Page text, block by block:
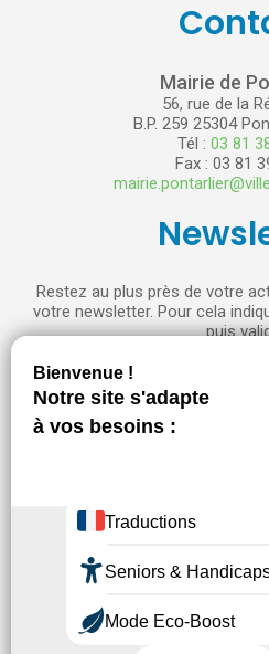
Mairie de
56, rue de la
B.P. 259 25304
Tél : 03 81
Fax : 03 81
Restez au plus près de votre
votre newsletter. Pour cela
puis
Réalisation : Direction de la
Publiques de la